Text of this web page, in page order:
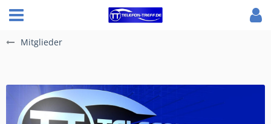
Mitglieder